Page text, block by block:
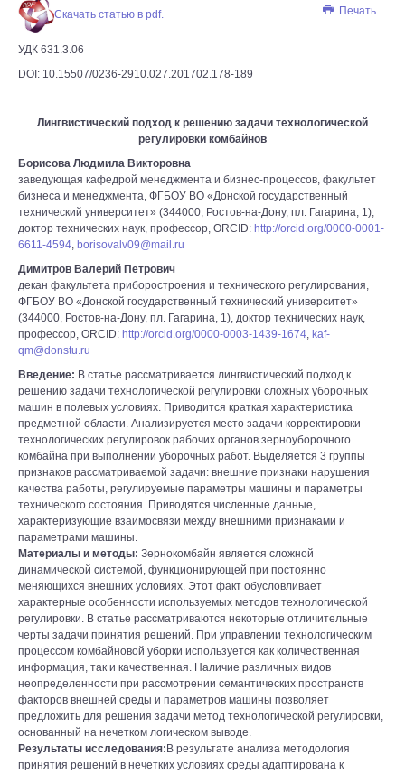
Печать
Скачать статью в pdf.
УДК 631.3.06
DOI: 10.15507/0236-2910.027.201702.178-189
Лингвистический подход к решению задачи технологической
регулировки комбайнов
Борисова Людмила Викторовна
заведующая кафедрой менеджмента и бизнес-процессов, факультет
бизнеса и менеджмента, ФГБОУ ВО «Донской государственный
технический университет» (344000, Ростов-на-Дону, пл. Гагарина, 1),
доктор технических наук, профессор, ORCID: http://orcid.org/0000-0001-
6611-4594, borisovalv09@mail.ru
Димитров Валерий Петрович
декан факультета приборостроения и технического регулирования,
ФГБОУ ВО «Донской государственный технический университет»
(344000, Ростов-на-Дону, пл. Гагарина, 1), доктор технических наук,
профессор, ORCID: http://orcid.org/0000-0003-1439-1674, kaf-
qm@donstu.ru
Введение: В статье рассматривается лингвистический подход к
решению задачи технологической регулировки сложных уборочных
машин в полевых условиях. Приводится краткая характеристика
предметной области. Анализируется место задачи корректировки
технологических регулировок рабочих органов зерноуборочного
комбайна при выполнении уборочных работ. Выделяется 3 группы
признаков рассматриваемой задачи: внешние признаки нарушения
качества работы, регулируемые параметры машины и параметры
технического состояния. Приводятся численные данные,
характеризующие взаимосвязи между внешними признаками и
параметрами машины.
Материалы и методы: Зернокомбайн является сложной
динамической системой, функционирующей при постоянно
меняющихся внешних условиях. Этот факт обусловливает
характерные особенности используемых методов технологической
регулировки. В статье рассматриваются некоторые отличительные
черты задачи принятия решений. При управлении технологическим
процессом комбайновой уборки используется как количественная
информация, так и качественная. Наличие различных видов
неопределенности при рассмотрении семантических пространств
факторов внешней среды и параметров машины позволяет
предложить для решения задачи метод технологической регулировки,
основанный на нечетком логическом выводе.
Результаты исследования: В результате анализа методология
принятия решений в нечетких условиях среды адаптирована к